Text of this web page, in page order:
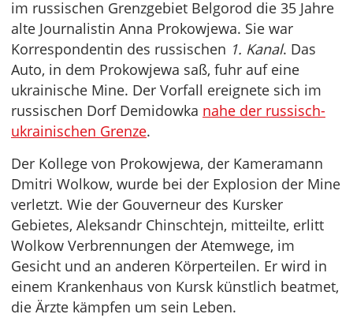
im russischen Grenzgebiet Belgorod die 35 Jahre
alte Journalistin Anna Prokowjewa. Sie war
Korrespondentin des russischen 1. Kanal. Das
Auto, in dem Prokowjewa saß, fuhr auf eine
ukrainische Mine. Der Vorfall ereignete sich im
russischen Dorf Demidowka nahe der russisch-
ukrainischen Grenze.
Der Kollege von Prokowjewa, der Kameramann
Dmitri Wolkow, wurde bei der Explosion der Mine
verletzt. Wie der Gouverneur des Kursker
Gebietes, Aleksandr Chinschtejn, mitteilte, erlitt
Wolkow Verbrennungen der Atemwege, im
Gesicht und an anderen Körperteilen. Er wird in
einem Krankenhaus von Kursk künstlich beatmet,
die Ärzte kämpfen um sein Leben.